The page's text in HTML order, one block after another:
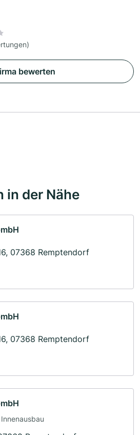
bewerten
in der Nähe
07368 Remptendorf
07368 Remptendorf